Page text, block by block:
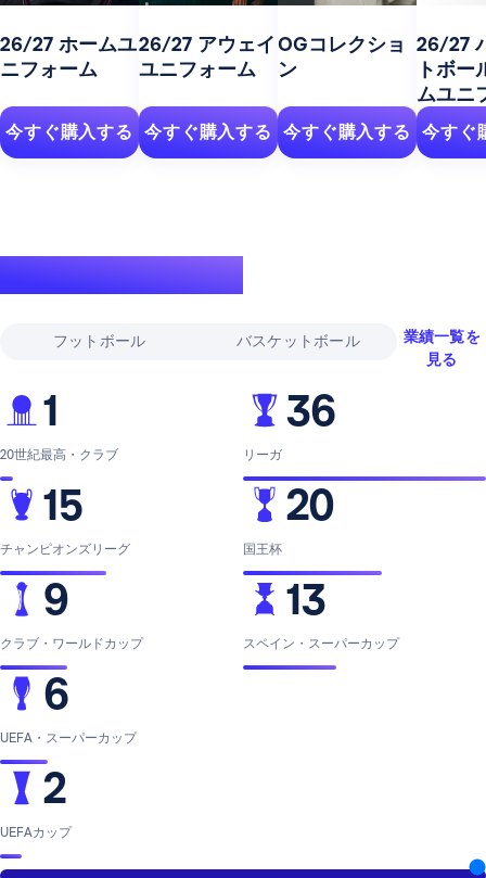
26/27 ホームユ
ニフォーム
今すぐ購入する
26/27 アウェイ
ユニフォーム
今すぐ購入する
OGコレクショ
ン
今すぐ購入する
26/27
トボー
ムユニ
今すぐ
伝説的な実績
フットボール バスケットボール
業績一覧を
見る
1
20世紀最高・クラブ
15
チャンピオンズリーグ
9
クラブ・ワールドカップ
6
UEFA・スーパーカップ
2
UEFAカップ
36
リーガ
20
国王杯
13
スペイン・スーパーカップ